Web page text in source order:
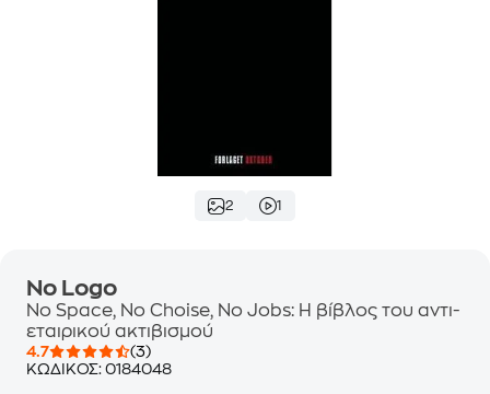
2 1
No Logo
No Space, No Choise, No Jobs: Η βίβλος του αντι-
εταιρικού ακτιβισμού
4.7
(3)
ΚΩΔΙΚΟΣ: 0184048